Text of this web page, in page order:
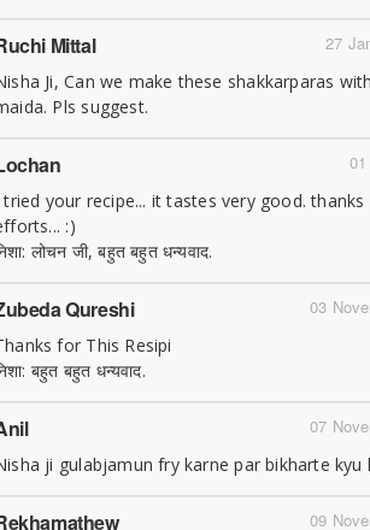
27
Mittal
Ji, Can we make these shakkarparas
Pls suggest.
tried your recipe... it tastes very good.
:)
लोचन जी, बहुत बहुत धन्यवाद.
03
Qureshi
for This Resipi
बहुत बहुत धन्यवाद.
07
ji gulabjamun fry karne par bikharte kyu
09